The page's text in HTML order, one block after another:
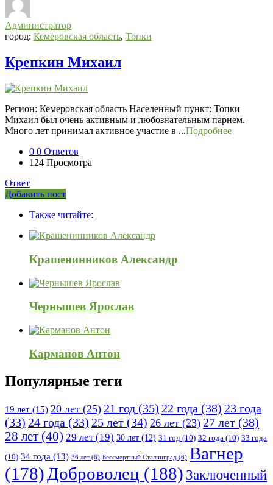
Администратор
город: Кемеровская область, Топки
Крепкин Михаил
Регион: Кемеровская область Населенный пункт: Топки
Михаил был очень активным и любознательным парнем.
Много лет принимал активное участие в ...Подробнее
0 0 Ответов
124 Просмотра
Ответ
Боковая
Добавить пост
120x600Также читайте:
Крашенинников Александр
Чернышев Ярослав
Карманов Антон
Популярные теги
19 лет (15) 20 лет (25) 21 год (35) 22 года (38) 23 года
(33) 24 года (33) 25 лет (34) 26 лет (23) 27 лет (38)
28 лет (40) 29 лет(19) 30 лет (12) 31 год (10) 32 года (10) 33 года
(10) 34 года (13) 36 лет (6) Бессмертный Сталинград (6) Вагнер
(178) Доброволец (188) Заключенный